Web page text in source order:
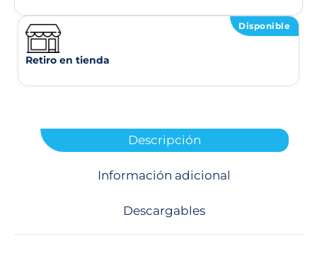
Disponible
Retiro en tienda
Descripción
Información adicional
Descargables